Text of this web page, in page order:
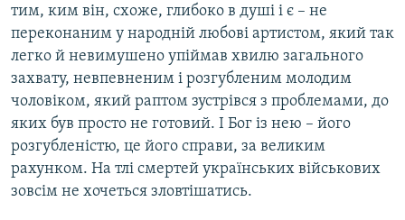
тим, ким він, схоже, глибоко в душі і є – не
переконаним у народній любові артистом, який так
легко й невимушено упіймав хвилю загального
захвату, невпевненим і розгубленим молодим
чоловіком, який раптом зустрівся з проблемами, до
яких був просто не готовий. І Бог із нею – його
розгубленістю, це його справи, за великим
рахунком. На тлі смертей українських військових
зовсім не хочеться зловтішатись.